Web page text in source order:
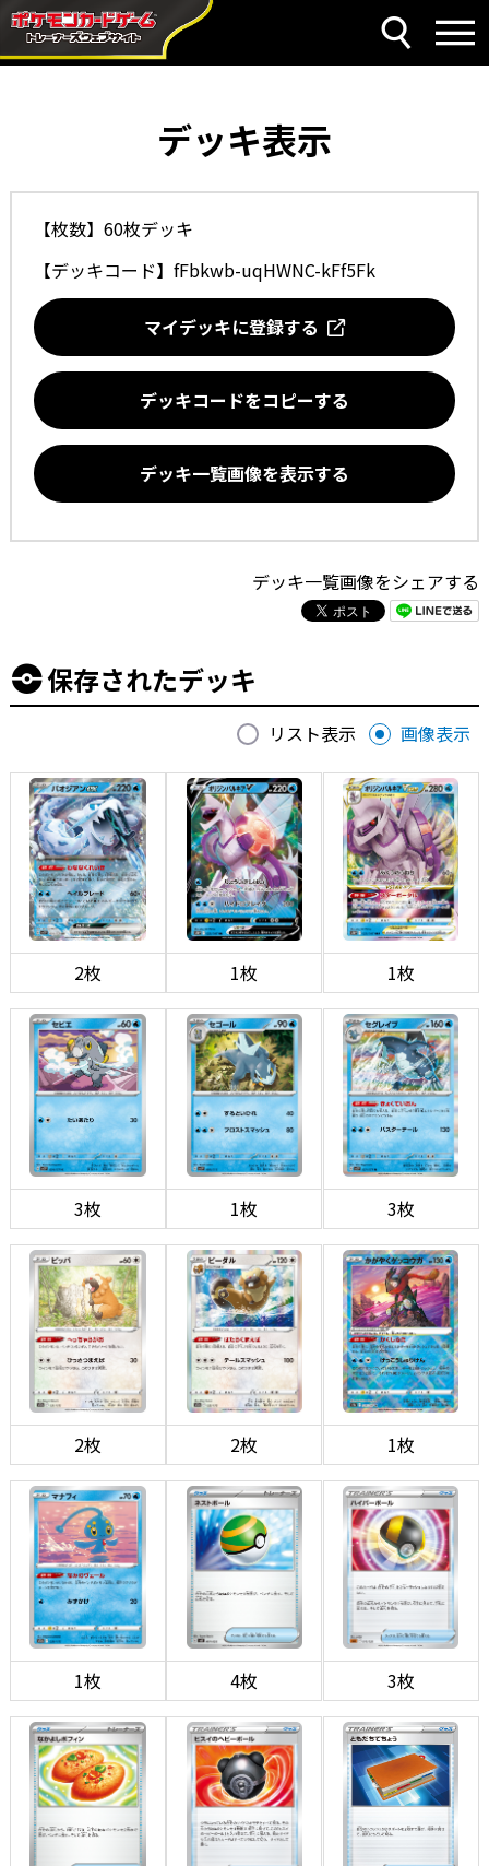
デッキ表示
【枚数】60枚デッキ
【デッキコード】 fFbkwb-uqHWNC-kFf5Fk
マイデッキに登録する
デッキコードをコピーする
デッキ一覧画像を表示する
デッキ一覧画像をシェアする
保存されたデッキ
リスト表示 画像表示
2枚 1枚 1枚
3枚 1枚 3枚
2枚 2枚 1枚
1枚 4枚 3枚